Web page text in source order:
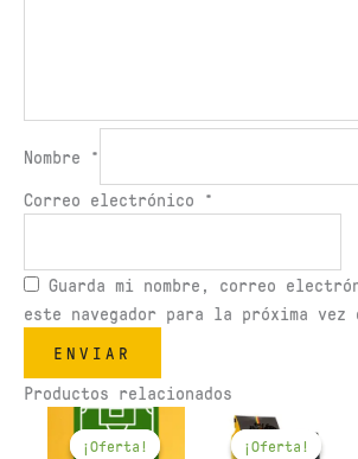
Nombre *
Correo electrónico *
Guarda mi nombre, correo
este navegador para la próxima vez
Productos relacionados
¡Oferta!
¡Oferta!
precio
El
precio
producto¡Oferta!
¡Oferta!
precio
precio